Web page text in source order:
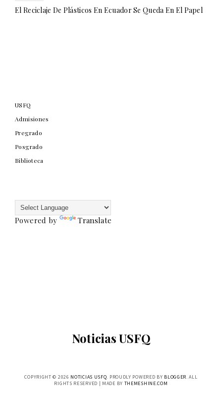
El Reciclaje De Plásticos En Ecuador Se Queda En El Papel
USFQ
Admisiones
Pregrado
Posgrado
Biblioteca
Powered by Translate
Noticias USFQ
COPYRIGHT © 2026 NOTICIAS USFQ. PROUDLY POWERED BY BLOGGER. ALL
RIGHTS RESERVED | MADE BY THEMESHINE.COM